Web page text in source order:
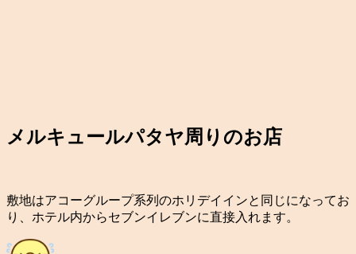
メルキュールパタヤ周りのお店
敷地はアコーグループ系列のホリデイインと同じになってお
り、ホテル内からセブンイレブンに直接入れます。